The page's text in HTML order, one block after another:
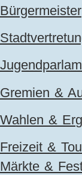
Bürgermeister
Gremien &
Wahlen &
Freizeit &
Märkte &